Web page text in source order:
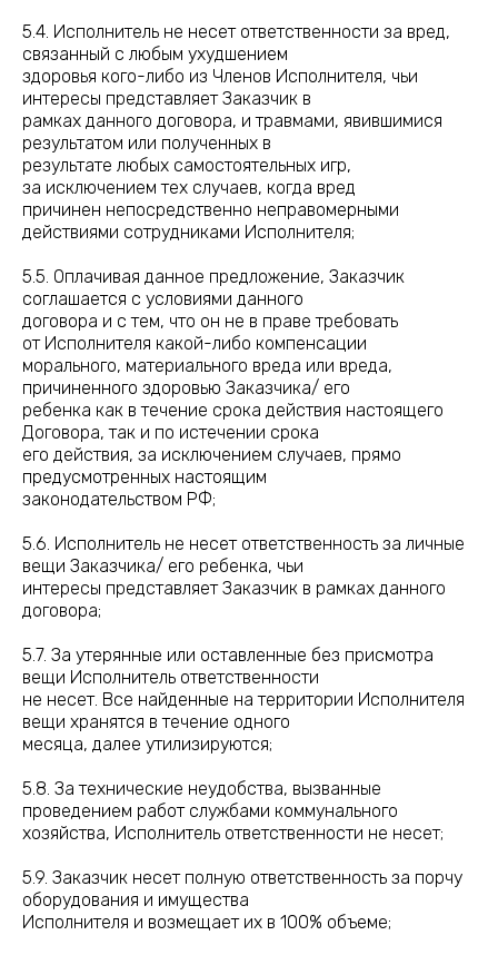
5.4. Исполнитель не несет ответственности за вред,
связанный с любым ухудшением
здоровья кого-либо из Членов Исполнителя, чьи
интересы представляет Заказчик в
рамках данного договора, и травмами, явившимися
результатом или полученных в
результате любых самостоятельных игр,
за исключением тех случаев, когда вред
причинен непосредственно неправомерными
действиями сотрудниками Исполнителя;
5.5. Оплачивая данное предложение, Заказчик
соглашается с условиями данного
договора и с тем, что он не в праве требовать
от Исполнителя какой-либо компенсации
морального, материального вреда или вреда,
причиненного здоровью Заказчика/ его
ребенка как в течение срока действия настоящего
Договора, так и по истечении срока
его действия, за исключением случаев, прямо
предусмотренных настоящим
законодательством РФ;
5.6. Исполнитель не несет ответственность за личные
вещи Заказчика/ его ребенка, чьи
интересы представляет Заказчик в рамках данного
договора;
5.7. За утерянные или оставленные без присмотра
вещи Исполнитель ответственности
не несет. Все найденные на территории Исполнителя
вещи хранятся в течение одного
месяца, далее утилизируются;
5.8. За технические неудобства, вызванные
проведением работ службами коммунального
хозяйства, Исполнитель ответственности не несет;
5.9. Заказчик несет полную ответственность за порчу
оборудования и имущества
Исполнителя и возмещает их в 100% объеме;